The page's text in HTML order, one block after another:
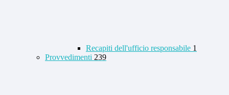
Recapiti dell'ufficio responsabile 1
Provvedimenti 239